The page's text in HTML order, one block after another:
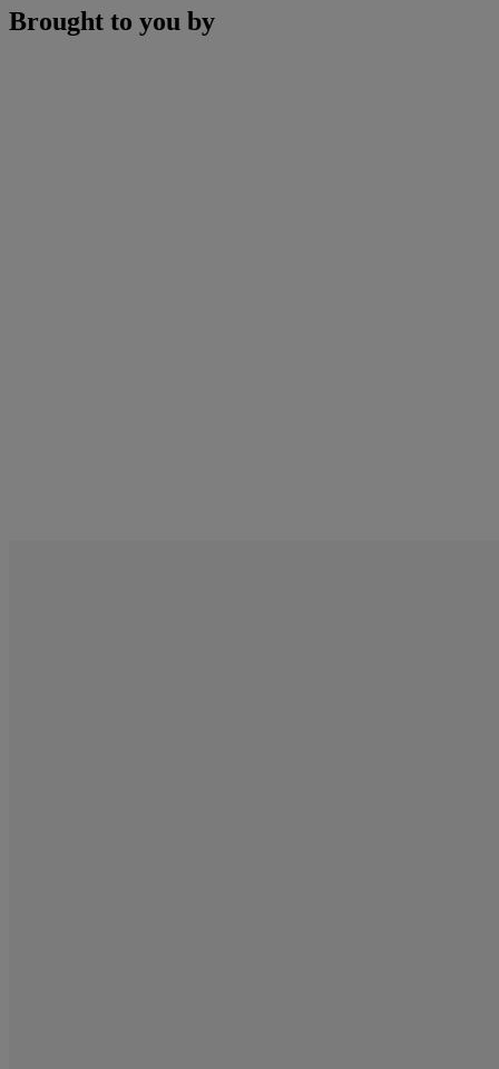
Brought to you by